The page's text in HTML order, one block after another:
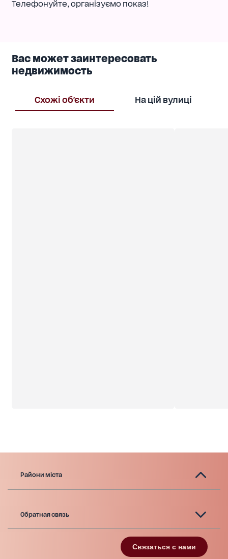
Телефонуйте, організуємо показ!
Вас может заинтересовать
недвижимость
Схожі об'єкти На цій вулиці
Райони міста
Обратная связь
Связаться с нами